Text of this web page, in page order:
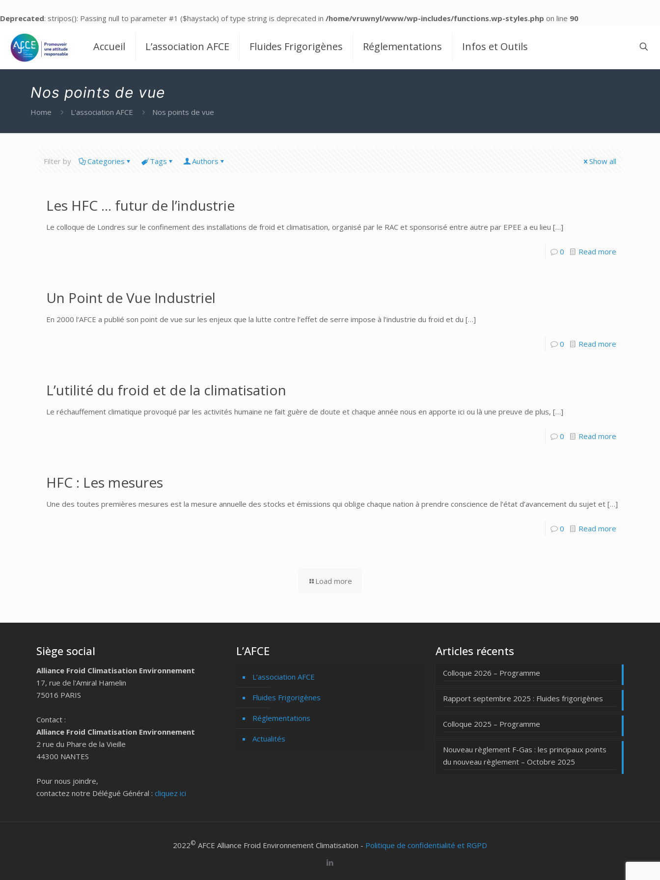
Deprecated: stripos(): Passing null to parameter #1 ($haystack) of type string is deprecated in /home/vruwnyl/www/wp-includes/functions.wp-styles.php on line 90
Accueil L’association AFCE Fluides Frigorigènes Réglementations Infos et Outils
Nos points de vue
Home L'association AFCE Nos points de vue
Filter by Categories Tags Authors Show all
Les HFC … futur de l’industrie
Le colloque de Londres sur le confinement des installations de froid et climatisation, organisé par le RAC et sponsorisé entre autre par EPEE a eu lieu […]
0 Read more
Un Point de Vue Industriel
En 2000 l’AFCE a publié son point de vue sur les enjeux que la lutte contre l’effet de serre impose à l’industrie du froid et du […]
0 Read more
L’utilité du froid et de la climatisation
Le réchauffement climatique provoqué par les activités humaine ne fait guère de doute et chaque année nous en apporte ici ou là une preuve de plus, […]
0 Read more
HFC : Les mesures
Une des toutes premières mesures est la mesure annuelle des stocks et émissions qui oblige chaque nation à prendre conscience de l’état d’avancement du sujet et […]
0 Read more
Load more
Siège social
Alliance Froid Climatisation Environnement
17, rue de l'Amiral Hamelin
75016 PARIS
Contact :
Alliance Froid Climatisation Environnement
2 rue du Phare de la Vieille
44300 NANTES
Pour nous joindre,
contactez notre Délégué Général : cliquez ici
L’AFCE
L’association AFCE
Fluides Frigorigènes
Réglementations
Actualités
Articles récents
Colloque 2026 – Programme
Rapport septembre 2025 : Fluides frigorigènes
Colloque 2025 – Programme
Nouveau règlement F-Gas : les principaux points
du nouveau règlement – Octobre 2025
2022© AFCE Alliance Froid Environnement Climatisation - Politique de confidentialité et RGPD